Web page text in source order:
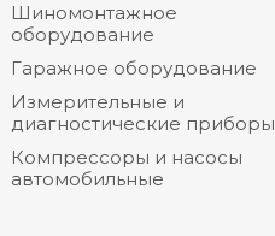
Шиномонтажное
оборудование
Гаражное оборудование
Измерительные и
диагностические приборы
Компрессоры и насосы
автомобильные